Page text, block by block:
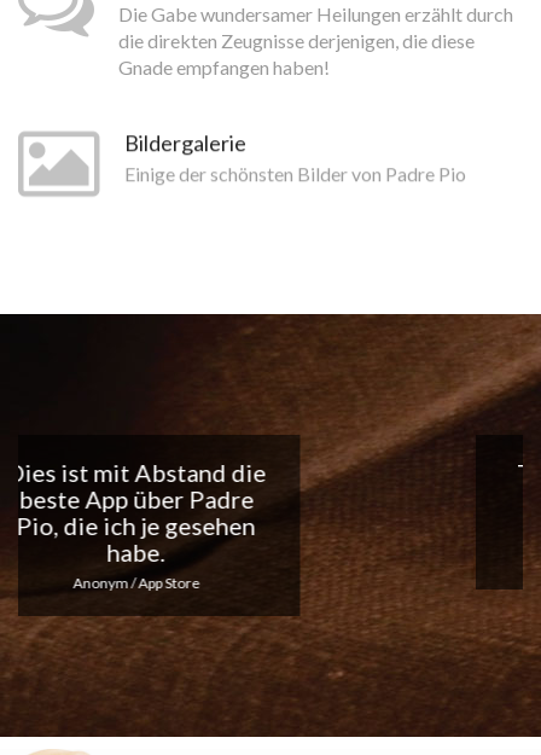
Die Gabe wundersamer Heilungen erzählt durch
die direkten Zeugnisse derjenigen, die diese
Gnade empfangen haben!
Bildergalerie
Einige der schönsten Bilder von Padre Pio
Tolle App, ich liebe die
täglichen
Benachrichtigungen...
Macht weiter so!